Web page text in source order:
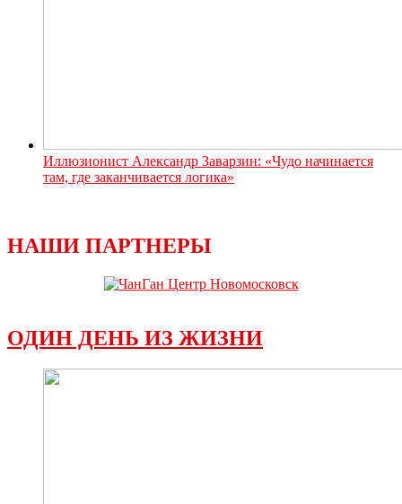
Иллюзионист Александр Заварзин: «Чудо начинается
там, где заканчивается логика»
НАШИ ПАРТНЕРЫ
ОДИН ДЕНЬ ИЗ ЖИЗНИ